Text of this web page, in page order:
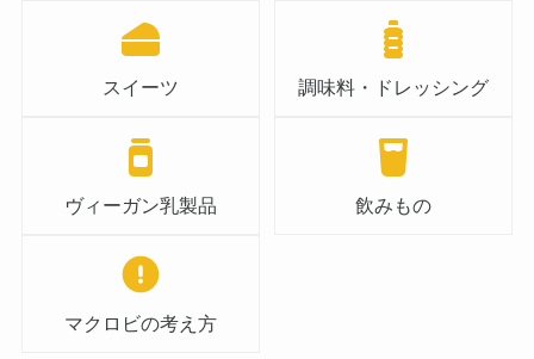
スイーツ 調味料・ドレッシング
ヴィーガン乳製品 飲みもの
マクロビの考え方